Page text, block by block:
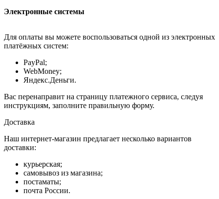
Электронные системы
Для оплаты вы можете воспользоваться одной из электронных
платёжных систем:
PayPal;
WebMoney;
Яндекс.Деньги.
Вас перенаправит на страницу платежного сервиса, следуя
инструкциям, заполните правильную форму.
Доставка
Наш интернет-магазин предлагает несколько вариантов
доставки:
курьерская;
самовывоз из магазина;
постаматы;
почта России.